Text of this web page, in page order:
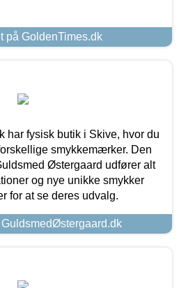
på GoldenTimes.dk
har fysisk butik i Skive, hvor du
smykkemærker. Den
Østergaard udfører alt
og nye unikke smykker
for at se deres udvalg.